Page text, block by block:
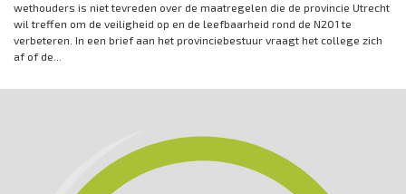
wethouders is niet tevreden over de maatregelen die de provincie Utrecht
wil treffen om de veiligheid op en de leefbaarheid rond de N201 te
verbeteren. In een brief aan het provinciebestuur vraagt het college zich
af of de...